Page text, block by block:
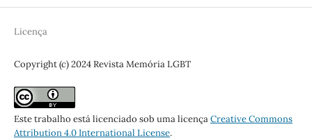
Licença
Copyright (c) 2024 Revista Memória LGBT
Este trabalho está licenciado sob uma licençaCreative Commons
Attribution 4.0 International License.